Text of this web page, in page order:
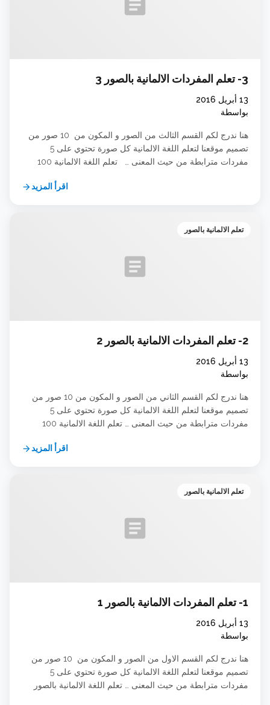
3- تعلم المفردات الالمانية بالصور 3
13 أبريل 2016
بواسطة
هنا ندرج لكم القسم الثالث من الصور و المكون من 10 صور من
تصميم موقعنا لتعلم اللغة الالمانية كل صورة تحتوي على 5
مفردات مترابطة من حيث المعنى … تعلم اللغة الالمانية 100
اقرأ المزيدarrow_forward
article
تعلم الالمانية بالصور
2- تعلم المفردات الالمانية بالصور 2
13 أبريل 2016
بواسطة
هنا ندرج لكم القسم الثاني من الصور و المكون من 10 صور من
تصميم موقعنا لتعلم اللغة الالمانية كل صورة تحتوي على 5
مفردات مترابطة من حيث المعنى … تعلم اللغة الالمانية 100
اقرأ المزيدarrow_forward
article
تعلم الالمانية بالصور
1- تعلم المفردات الالمانية بالصور 1
13 أبريل 2016
بواسطة
هنا ندرج لكم القسم الاول من الصور و المكون من 10 صور من
تصميم موقعنا لتعلم اللغة الالمانية كل صورة تحتوي على 5
مفردات مترابطة من حيث المعنى … تعلم اللغة الالمانية بالصور